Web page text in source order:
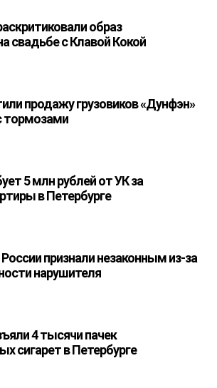
образ
свадьбе с Клавой Кокой
продажу грузовиков «Дунфэн»
тормозами
5 млн рублей от УК за
в Петербурге
признали незаконным из-за
нарушителя
4 тысячи пачек
сигарет в Петербурге